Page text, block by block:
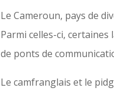
Le Cameroun, pays de
Parmi celles-ci,
de ponts de
Le camfranglais et le